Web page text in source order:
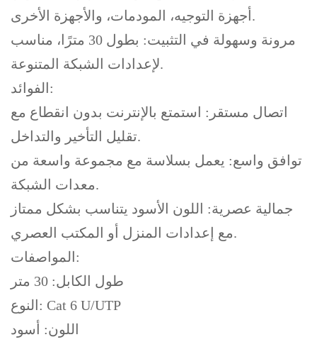
أجهزة التوجيه، المودمات، والأجهزة الأخرى.
مرونة وسهولة في التثبيت: بطول 30 مترًا، مناسب
لإعدادات الشبكة المتنوعة.
الفوائد:
اتصال مستقر: استمتع بالإنترنت بدون انقطاع مع
تقليل التأخير والتداخل.
توافق واسع: يعمل بسلاسة مع مجموعة واسعة من
معدات الشبكة.
جمالية عصرية: اللون الأسود يتناسب بشكل ممتاز
مع إعدادات المنزل أو المكتب العصري.
المواصفات:
طول الكابل: 30 متر
النوع: Cat 6 U/UTP
اللون: أسود